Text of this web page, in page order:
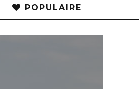
POPULAIRE